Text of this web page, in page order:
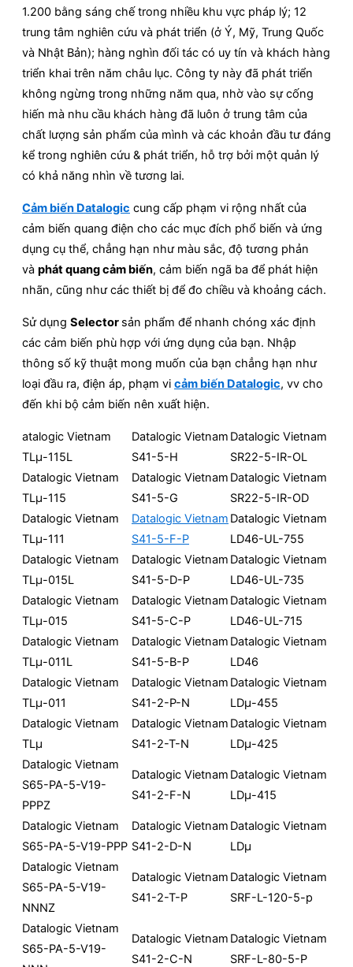
1.200 bằng sáng chế trong nhiều khu vực pháp lý; 12
trung tâm nghiên cứu và phát triển (ở Ý, Mỹ, Trung Quốc
và Nhật Bản); hàng nghìn đối tác có uy tín và khách hàng
triển khai trên năm châu lục. Công ty này đã phát triển
không ngừng trong những năm qua, nhờ vào sự cống
hiến mà nhu cầu khách hàng đã luôn ở trung tâm của
chất lượng sản phẩm của mình và các khoản đầu tư đáng
kể trong nghiên cứu & phát triển, hỗ trợ bởi một quản lý
có khả năng nhìn về tương lai.
Cảm biến Datalogic cung cấp phạm vi rộng nhất của
cảm biến quang điện cho các mục đích phổ biến và ứng
dụng cụ thể, chẳng hạn như màu sắc, độ tương phản
và phát quang cảm biến, cảm biến ngã ba để phát hiện
nhãn, cũng như các thiết bị để đo chiều và khoảng cách.
Sử dụng Selector sản phẩm để nhanh chóng xác định
các cảm biến phù hợp với ứng dụng của bạn. Nhập
thông số kỹ thuật mong muốn của bạn chẳng hạn như
loại đầu ra, điện áp, phạm vi cảm biến Datalogic, vv cho
đến khi bộ cảm biến nên xuất hiện.
atalogic Vietnam
TLμ-115L
Datalogic Vietnam
S41-5-H
Datalogic Vietnam
SR22-5-IR-OL
Datalogic Vietnam
TLμ-115
Datalogic Vietnam
S41-5-G
Datalogic Vietnam
SR22-5-IR-OD
Datalogic Vietnam
TLμ-111
Datalogic Vietnam
S41-5-F-P
Datalogic Vietnam
LD46-UL-755
Datalogic Vietnam
TLμ-015L
Datalogic Vietnam
S41-5-D-P
Datalogic Vietnam
LD46-UL-735
Datalogic Vietnam
TLμ-015
Datalogic Vietnam
S41-5-C-P
Datalogic Vietnam
LD46-UL-715
Datalogic Vietnam
TLμ-011L
Datalogic Vietnam
S41-5-B-P
Datalogic Vietnam
LD46
Datalogic Vietnam
TLμ-011
Datalogic Vietnam
S41-2-P-N
Datalogic Vietnam
LDμ-455
Datalogic Vietnam
TLμ
Datalogic Vietnam
S41-2-T-N
Datalogic Vietnam
LDμ-425
Datalogic Vietnam
S65-PA-5-V19-
PPPZ
Datalogic Vietnam
S41-2-F-N
Datalogic Vietnam
LDμ-415
Datalogic Vietnam
S65-PA-5-V19-PPP
Datalogic Vietnam
S41-2-D-N
Datalogic Vietnam
LDμ
Datalogic Vietnam
S65-PA-5-V19-
NNNZ
Datalogic Vietnam
S41-2-T-P
Datalogic Vietnam
SRF-L-120-5-p
Datalogic Vietnam
S65-PA-5-V19-
Datalogic Vietnam
S41-2-C-N
Datalogic Vietnam
SRF-L-80-5-P